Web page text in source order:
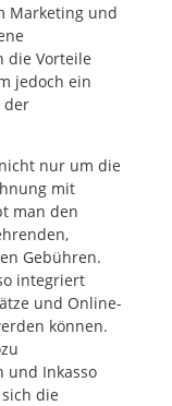
Marketing und
die Vorteile
jedoch ein
der
nur um die
mit
man den
Gebühren.
integriert
und Online-
können.
und Inkasso
die